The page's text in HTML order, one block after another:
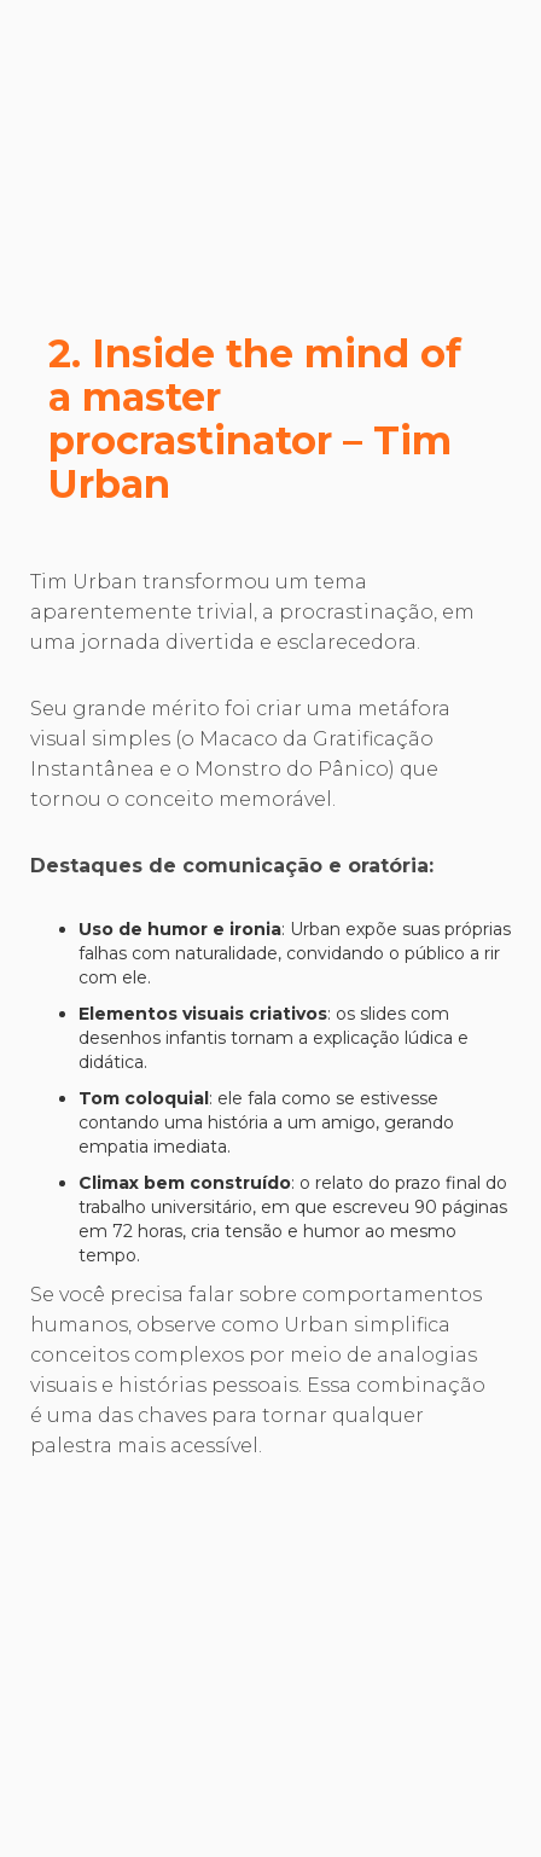
2. Inside the mind of
a master
procrastinator – Tim
Urban
Tim Urban transformou um tema
aparentemente trivial, a procrastinação, em
uma jornada divertida e esclarecedora.
Seu grande mérito foi criar uma metáfora
visual simples (o Macaco da Gratificação
Instantânea e o Monstro do Pânico) que
tornou o conceito memorável.
Destaques de comunicação e oratória:
Uso de humor e ironia: Urban expõe suas próprias
falhas com naturalidade, convidando o público a rir
com ele.
Elementos visuais criativos: os slides com
desenhos infantis tornam a explicação lúdica e
didática.
Tom coloquial: ele fala como se estivesse
contando uma história a um amigo, gerando
empatia imediata.
Climax bem construído: o relato do prazo final do
trabalho universitário, em que escreveu 90 páginas
em 72 horas, cria tensão e humor ao mesmo
tempo.
Se você precisa falar sobre comportamentos
humanos, observe como Urban simplifica
conceitos complexos por meio de analogias
visuais e histórias pessoais. Essa combinação
é uma das chaves para tornar qualquer
palestra mais acessível.